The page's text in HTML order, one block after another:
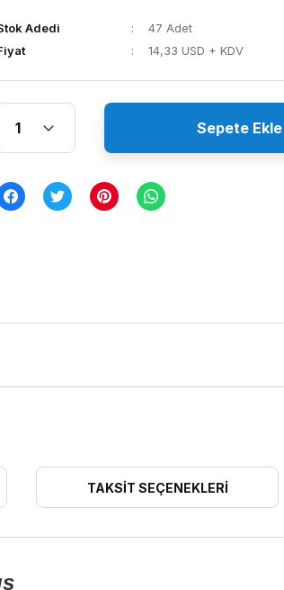
Adedi
47 Adet
14,33 USD + KDV
Sepete Ekle
TAKSIT SEÇENEKLERI